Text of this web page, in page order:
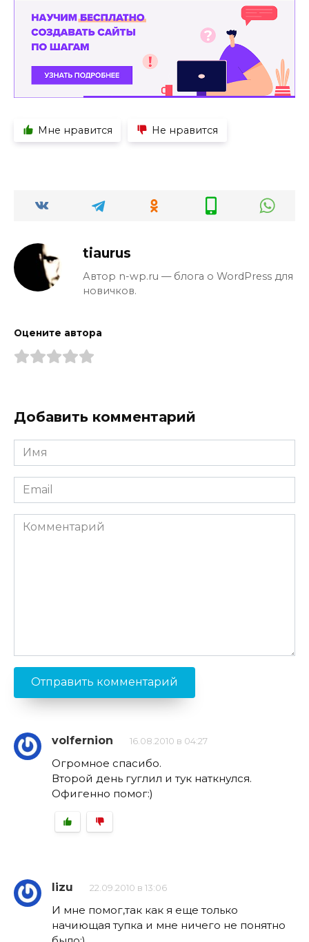
Мне нравится Не нравится
tiaurus
Автор n-wp.ru — блога о WordPress для
новичков.
Оцените автора
Добавить комментарий
Имя
*
Email
*
Комментарий
volfernion 16.08.2010 в 04:27
Огромное спасибо.
Второй день гуглил и тук наткнулся.
Офигенно помог:)
lizu 22.09.2010 в 13:06
И мне помог,так как я еще только
начиющая тупка и мне ничего не понятно